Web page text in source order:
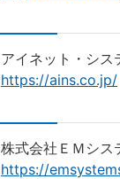
アイネット・シス
https://ains.co.jp/
株式会社ＥＭシス
https://